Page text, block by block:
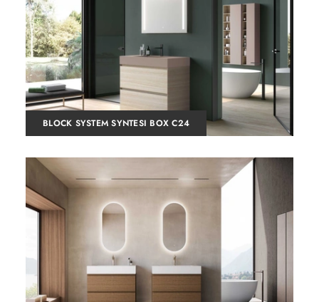
BLOCK SYSTEM SYNTESI BOX C24